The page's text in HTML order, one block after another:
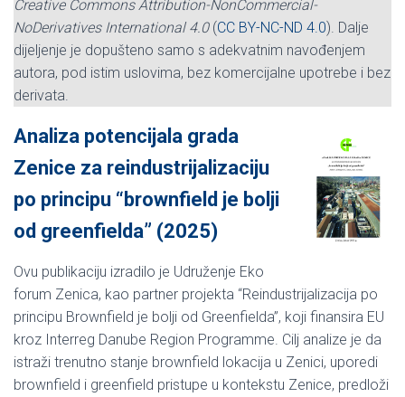
Creative Commons Attribution-NonCommercial-
NoDerivatives International 4.0(CC BY-NC-ND 4.0). Dalje
dijeljenje je dopušteno samo s adekvatnim navođenjem
autora, pod istim uslovima, bez komercijalne upotrebe i bez
derivata.
Analiza potencijala grada
Zenice za reindustrijalizaciju
po principu “brownfield je bolji
od greenfielda” (2025)
Ovu publikaciju izradilo je Udruženje Eko
forum Zenica, kao partner projekta “Reindustrijalizacija po
principu Brownfield je bolji od Greenfielda”, koji finansira EU
kroz Interreg Danube Region Programme. Cilj analize je da
istraži trenutno stanje brownfield lokacija u Zenici, uporedi
brownfield i greenfield pristupe u kontekstu Zenice, predloži